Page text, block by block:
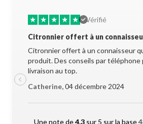
★ ★ ★ ★ ★
Vérifié
Citronnier offert à un
Citronnier offert à un connaisseur
produit. Des conseils par
livraison au top.
Catherine,04 décembre 2024
Une note de4.3sur 5 sur la base